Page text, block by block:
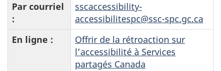
Par courriel
:
sscaccessibility-
accessibilitespc@ssc-spc.gc.ca
En ligne :
Offrir de la rétroaction sur
l’accessibilité à Services
partagés Canada